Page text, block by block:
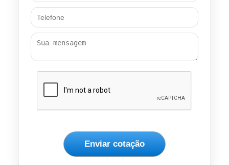
Enviar cotação